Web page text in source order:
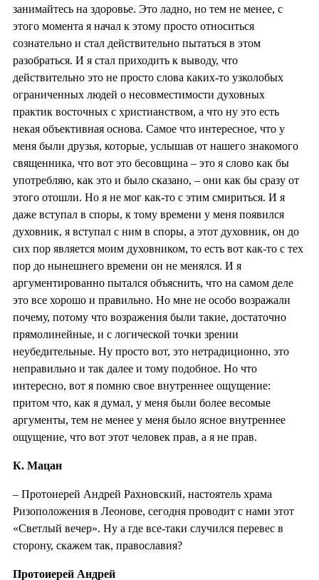
занимайтесь на здоровье. Это ладно, но тем не менее, с
этого момента я начал к этому просто относиться
сознательно и стал действительно пытаться в этом
разобраться. И я стал приходить к выводу, что
действительно это не просто слова каких-то узколобых
ограниченных людей о несовместимости духовных
практик восточных с христианством, а что ну это есть
некая объективная основа. Самое что интересное, что у
меня были друзья, которые, услышав от нашего знакомого
священника, что вот это бесовщина – это я слово как бы
употребляю, как это и было сказано, – они как бы сразу от
этого отошли. Но я не мог как-то с этим смириться. И я
даже вступал в споры, к тому времени у меня появился
духовник, я вступал с ним в споры, а этот духовник, он до
сих пор является моим духовником, то есть вот как-то с тех
пор до нынешнего времени он не менялся. И я
аргументированно пытался объяснить, что на самом деле
это все хорошо и правильно. Но мне не особо возражали
почему, потому что возражения были такие, достаточно
прямолинейные, и с логической точки зрении
неубедительные. Ну просто вот, это нетрадиционно, это
неправильно и так далее и тому подобное. Но что
интересно, вот я помню свое внутреннее ощущение:
притом что, как я думал, у меня были более весомые
аргументы, тем не менее у меня было ясное внутреннее
ощущение, что вот этот человек прав, а я не прав.
К. Мацан
– Протоиерей Андрей Рахновский, настоятель храма
Ризоположения в Леонове, сегодня проводит с нами этот
«Светлый вечер». Ну а где все-таки случился перевес в
сторону, скажем так, православия?
Протоиерей Андрей